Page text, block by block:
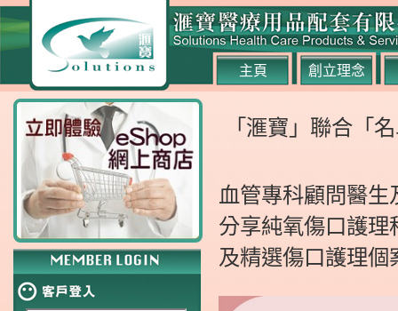
主頁 創立理念
「滙寶」聯合「
血管專科顧問醫
分享純氧傷口護
及精選傷口護理個